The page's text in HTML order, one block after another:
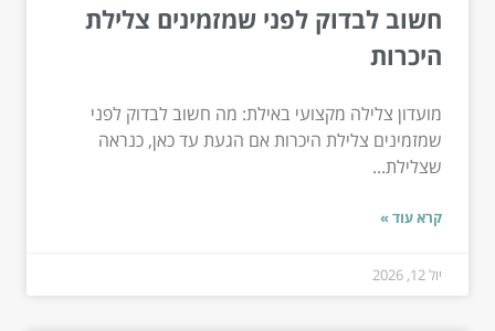
חשוב לבדוק לפני שמזמינים צלילת
היכרות
מועדון צלילה מקצועי באילת: מה חשוב לבדוק לפני
שמזמינים צלילת היכרות אם הגעת עד כאן, כנראה
שצלילת...
קרא עוד »
יול 12, 2026